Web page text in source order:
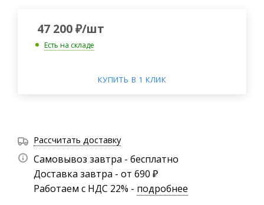
47 200₽/шт
Есть на складе
КУПИТЬ В 1 КЛИК
Рассчитать доставку
Самовывоз завтра - бесплатно
Доставка завтра - от 690 ₽
Работаем с НДС 22% - подробнее